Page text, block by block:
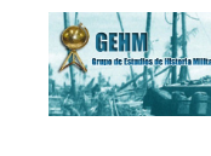
Saltar
contenido